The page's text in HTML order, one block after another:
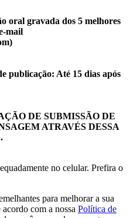
oral gravada dos 5 melhores
mail
publicação: Até 15 dias após
DE SUBMISSÃO DE
ATRAVÉS DESSA
no celular. Prefira o
para melhorar a sua
com a nossa Política de